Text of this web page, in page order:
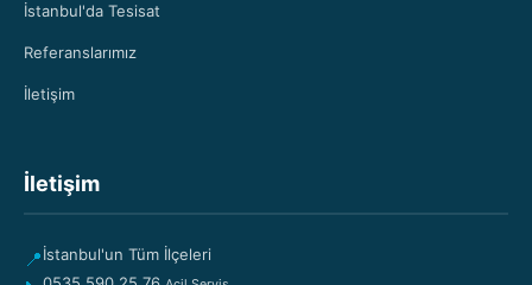
İstanbul'da Tesisat
Referanslarımız
İletişim
İletişim
📍İstanbul'un Tüm İlçeleri